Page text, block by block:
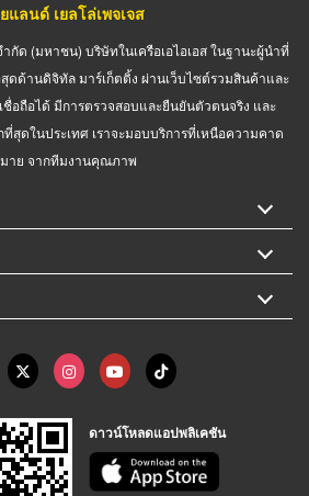
แลนด์ เยลโล่เพจเจส
กัด (มหาชน) บริษัทในเครือเอไอเอส ในฐานะผู้นำที่
ด้านดิจิทัล มาร์เก็ตติ้ง ผ่านเว็บไซต์รวมสินค้าและ
ชื่อถือได้ มีการตรวจสอบและยืนยันตัวตนจริง และ
สุดในประเทศ เราจะมอบบริการที่เหนือความคาด
าย จากทีมงานคุณภาพ
ดาวน์โหลดแอปพลิเคชัน